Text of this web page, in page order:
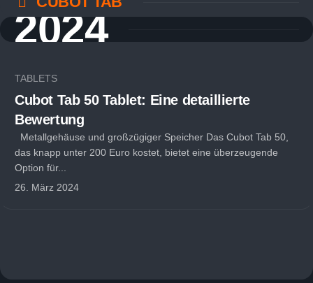
2024
TABLETS
Cubot Tab 50 Tablet: Eine detaillierte
Bewertung
Metallgehäuse und großzügiger Speicher Das Cubot Tab 50,
das knapp unter 200 Euro kostet, bietet eine überzeugende
Option für...
26. März 2024